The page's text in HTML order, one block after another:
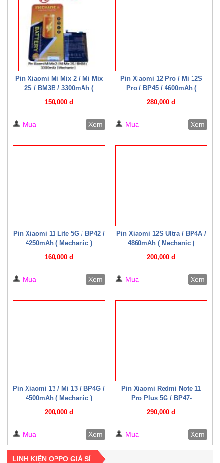
Pin Xiaomi Mi Mix 2 / Mi Mix
2S / BM3B / 3300mAh (
150,000 đ
Mua Xem
Pin Xiaomi 12 Pro / Mi 12S
Pro / BP45 / 4600mAh (
280,000 đ
Mua Xem
Pin Xiaomi 11 Lite 5G / BP42 /
4250mAh ( Mechanic )
160,000 đ
Mua Xem
Pin Xiaomi 12S Ultra / BP4A /
4860mAh ( Mechanic )
200,000 đ
Mua Xem
Pin Xiaomi 13 / Mi 13 / BP4G /
4500mAh ( Mechanic )
200,000 đ
Mua Xem
Pin Xiaomi Redmi Note 11
Pro Plus 5G / BP47-
290,000 đ
Mua Xem
LINH KIỆN OPPO GIÁ SỈ